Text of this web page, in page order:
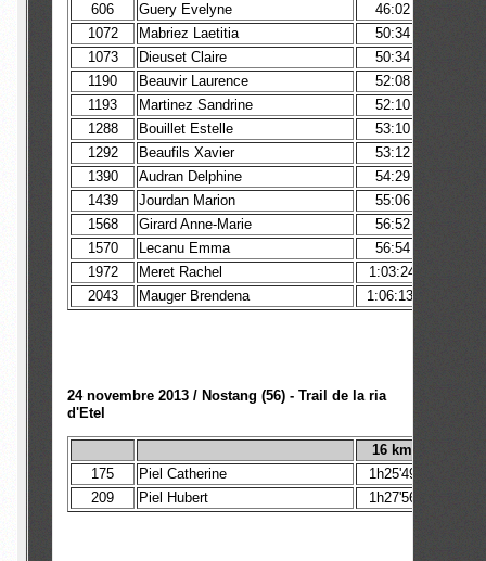
606
Guery Evelyne
46:02
1072
Mabriez Laetitia
50:34
1073
Dieuset Claire
50:34
1190
Beauvir Laurence
52:08
1193
Martinez Sandrine
52:10
1288
Bouillet Estelle
53:10
1292
Beaufils Xavier
53:12
1390
Audran Delphine
54:29
1439
Jourdan Marion 55:06
1568
Girard Anne-Marie 56:52
1570
Lecanu Emma
56:54
1972
Meret Rachel 1:03:24
2043
Mauger Brendena 1:06:13
24 novembre 2013 / Nostang (56) - Trail de la ria
d'Etel
16 km
175
Piel Catherine
1h25'49
209
Piel Hubert 1h27'56